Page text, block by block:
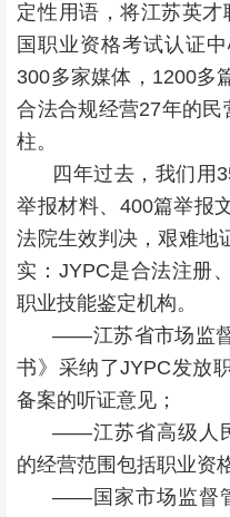
定性用语，将江苏英
国职业资格考试认证
300多家媒体，1200多
合法合规经营27年的民
柱。
四年过去，我们用
举报材料、400篇举报
法院生效判决，艰难地
实：JYPC是合法注册
职业技能鉴定机构。
——江苏省市场监
书》采纳了JYPC发放
备案的听证意见；
——江苏省高级人
的经营范围包括职业资
——国家市场监督